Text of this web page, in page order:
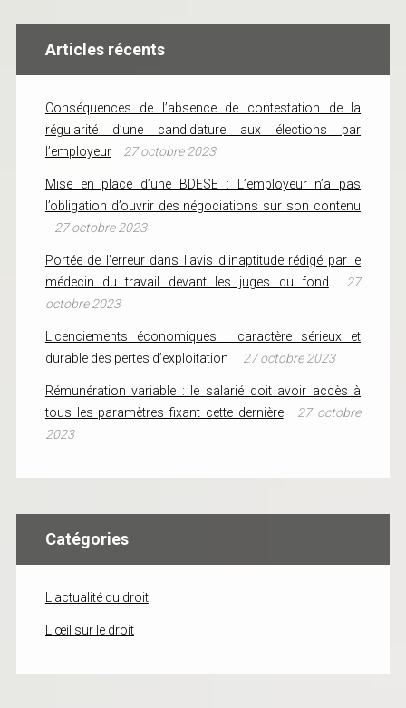
Articles récents
Conséquences de l’absence de contestation de la
régularité d’une candidature aux élections par
l’employeur
27 octobre 2023
Mise en place d’une BDESE : L’employeur n’a pas
l’obligation d’ouvrir des négociations sur son contenu
27 octobre 2023
Portée de l’erreur dans l’avis d’inaptitude rédigé par le
médecin du travail devant les juges du fond
27
octobre 2023
Licenciements économiques : caractère sérieux et
durable des pertes d’exploitation
27 octobre 2023
Rémunération variable : le salarié doit avoir accès à
tous les paramètres fixant cette dernière
27 octobre
2023
Catégories
L'actualité du droit
L'œil sur le droit